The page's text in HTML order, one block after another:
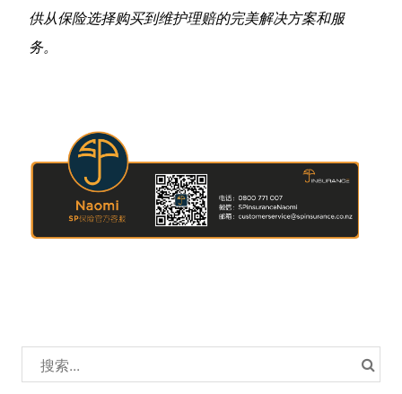
供从保险选择购买到维护理赔的完美解决方案和服
务。